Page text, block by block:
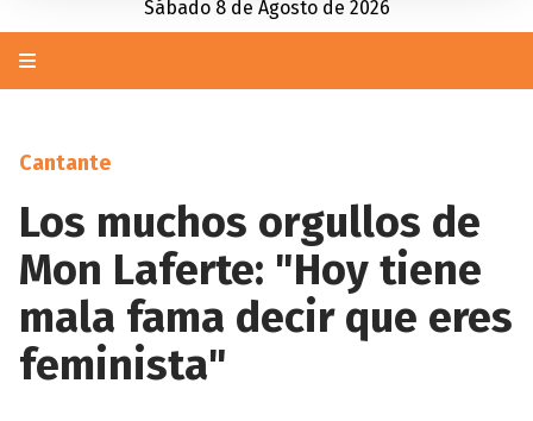
Sábado 8 de Agosto de 2026
Cantante
Los muchos orgullos de
Mon Laferte: "Hoy tiene
mala fama decir que eres
feminista"